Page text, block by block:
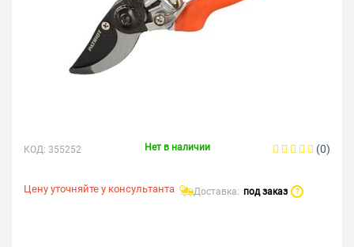
КОД: 355252 Нет в наличии (0)
Цену уточняйте у консультанта Доставка: под заказ ?